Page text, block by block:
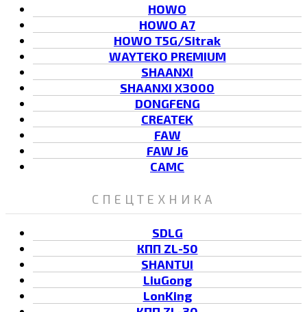
HOWO
HOWO A7
HOWO T5G/Sitrak
WAYTEKO PREMIUM
SHAANXI
SHAANXI X3000
DONGFENG
CREATEK
FAW
FAW J6
CAMC
СПЕЦТЕХНИКА
SDLG
КПП ZL-50
SHANTUI
LiuGong
LonKing